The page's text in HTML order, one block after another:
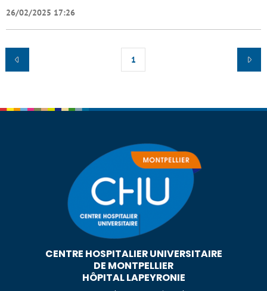
26/02/2025 17:26
1
CENTRE HOSPITALIER UNIVERSITAIRE
DE MONTPELLIER
HÔPITAL LAPEYRONIE